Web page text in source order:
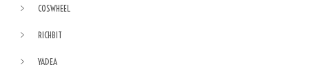
COSWHEEL
RICHBIT
YADEA